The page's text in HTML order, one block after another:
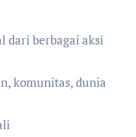
dari berbagai aksi
komunitas, dunia